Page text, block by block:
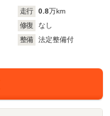
走行 0.8万km
修復
なし
整備
法定整備付